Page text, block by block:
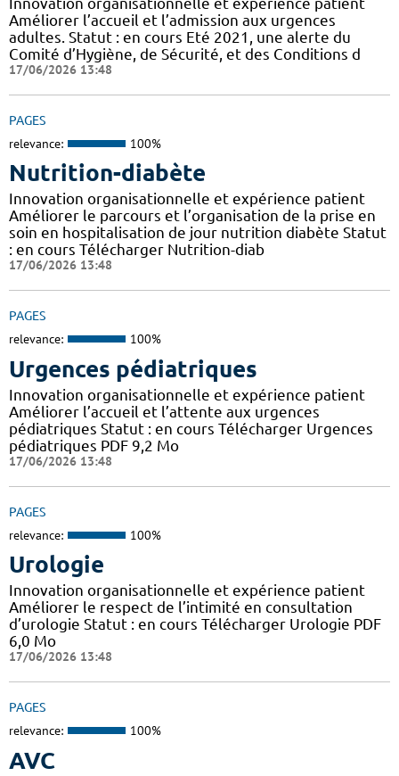
Améliorer l’accueil et l’admission aux urgences
adultes. Statut : en cours Eté 2021, une alerte du
Comité d’Hygiène, de Sécurité, et des Conditions d
17/06/2026 13:48
PAGES
relevance: 100%
Nutrition-diabète
Innovation organisationnelle et expérience patient
Améliorer le parcours et l’organisation de la prise en
soin en hospitalisation de jour nutrition diabète Statut
: en cours Télécharger Nutrition-diab
17/06/2026 13:48
PAGES
relevance: 100%
Urgences pédiatriques
Innovation organisationnelle et expérience patient
Améliorer l’accueil et l’attente aux urgences
pédiatriques Statut : en cours Télécharger Urgences
pédiatriques PDF 9,2 Mo
17/06/2026 13:48
PAGES
relevance: 100%
Urologie
Innovation organisationnelle et expérience patient
Améliorer le respect de l’intimité en consultation
d’urologie Statut : en cours Télécharger Urologie PDF
6,0 Mo
17/06/2026 13:48
PAGES
relevance: 100%
AVC